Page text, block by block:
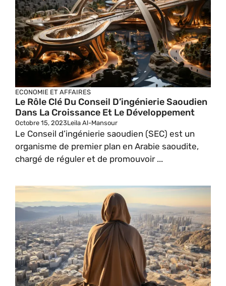
ECONOMIE ET AFFAIRES
Le Rôle Clé Du Conseil D’ingénierie Saoudien
Dans La Croissance Et Le Développement
Octobre 15, 2023Leila Al-Mansour
Le Conseil d’ingénierie saoudien (SEC) est un
organisme de premier plan en Arabie saoudite,
chargé de réguler et de promouvoir ...